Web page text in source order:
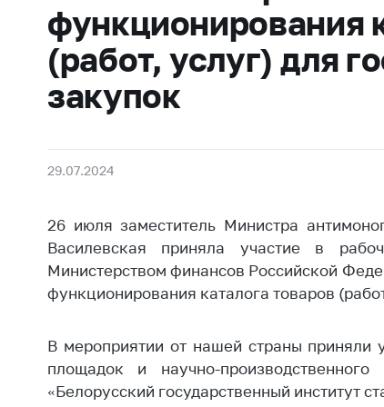
Награждения
Белорусская
универсальная
товарная биржа
Общественная
Идеологическая
Официальные
геральдические
символы
5 лет МАРТ
Ценовая политика
Антимонопольное
функционирования
(работ, услуг) для
закупок
29.07.2024
26 июля заместитель Министра
Василевская приняла участие в
Министерством финансов Российской
функционирования каталога товаров
В мероприятии от нашей страны приняли
площадок и научно-производственного
«Белорусский государственный институт